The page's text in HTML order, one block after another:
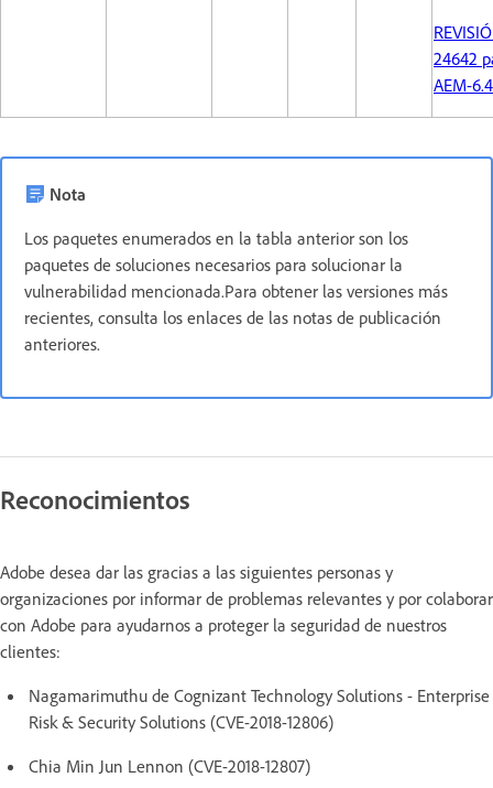
24642
AEM-6.4
Nota
Los paquetes enumerados en la tabla anterior son los
paquetes de soluciones necesarios para solucionar la
vulnerabilidad mencionada.Para obtener las versiones más
recientes, consulta los enlaces de las notas de publicación
anteriores.
Reconocimientos
Adobe desea dar las gracias a las siguientes personas y
organizaciones por informar de problemas relevantes y por colaborar
con Adobe para ayudarnos a proteger la seguridad de nuestros
clientes:
Nagamarimuthu de Cognizant Technology Solutions - Enterprise
Risk & Security Solutions (CVE-2018-12806)
Chia Min Jun Lennon (CVE-2018-12807)